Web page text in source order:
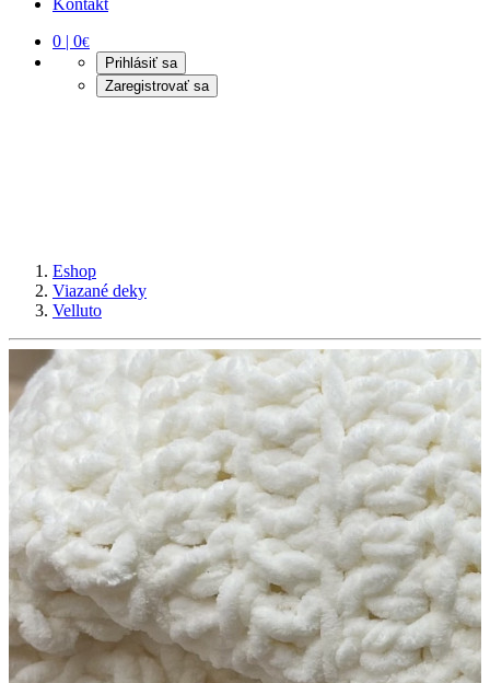
Kontakt
0 | 0€
Prihlásiť sa
Zaregistrovať sa
Eshop
Viazané deky
Velluto